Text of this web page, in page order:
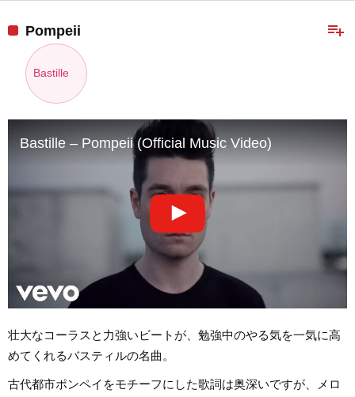
playlist_add
Pompeii
Bastille
Bastille – Pompeii (Official Music Video)
壮大なコーラスと力強いビートが、勉強中のやる気を一気に高
めてくれるバスティルの名曲。
古代都市ポンペイをモチーフにした歌詞は奥深いですが、メロ